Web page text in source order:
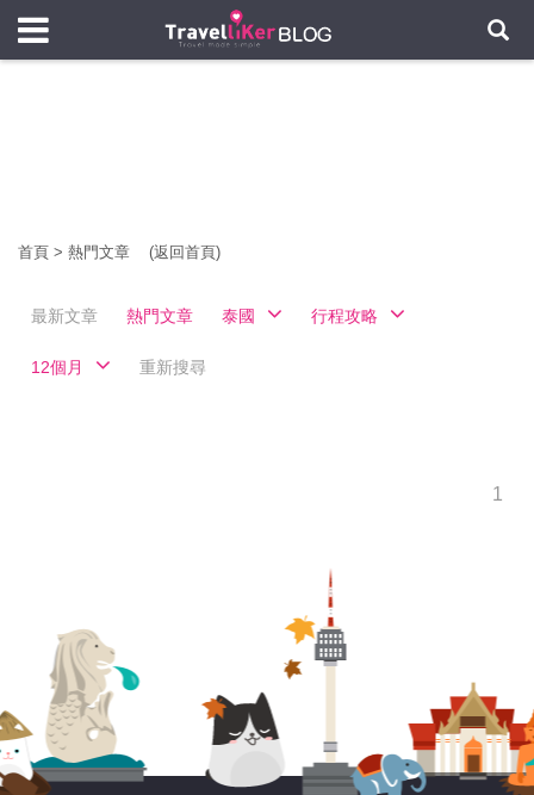
首頁 > 熱門文章 (返回首頁)
最新文章 熱門文章 泰國 行程攻略
12個月 重新搜尋
1